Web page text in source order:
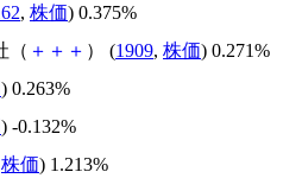
, 株価) 0.375%
（ ＋ ＋ ＋ ） (1909, 株価) 0.271%
) 0.263%
) -0.132%
株価) 1.213%